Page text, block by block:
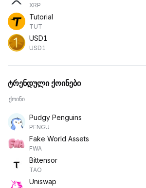
XRP
Tutorial
TUT
USD1
USD1
ტრენდული ქოინები
ქოინი
Pudgy Penguins
PENGU
Fake World Assets
FWA
Bittensor
TAO
Uniswap